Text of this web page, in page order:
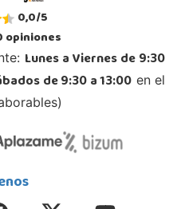
Andújar
Armilla
0,0/5
opiniones
Lunes a Viernes de 9:30
de 9:30 a 13:00 en el